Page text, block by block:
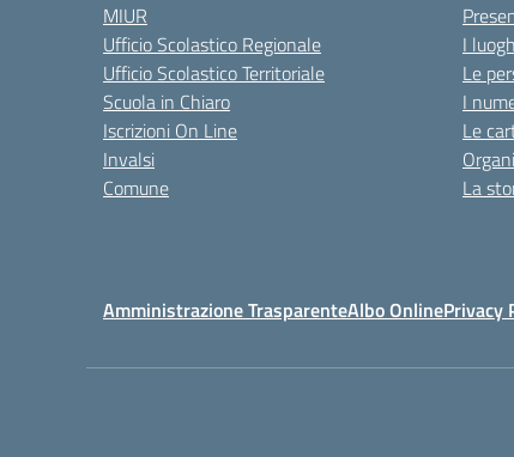
MIUR
Ufficio Scolastico Regionale
Ufficio Scolastico Territoriale
Scuola in Chiaro
Iscrizioni On Line
Invalsi
Comune
I
Le
I
Le
La
Amministrazione TrasparenteAlbo OnlinePrivacy